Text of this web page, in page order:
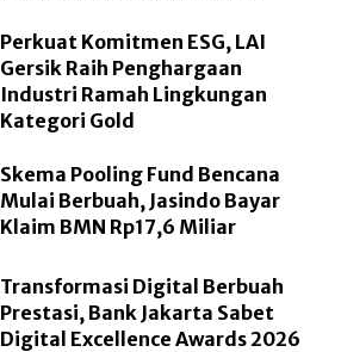
Perkuat Komitmen ESG, LAI
Gersik Raih Penghargaan
Industri Ramah Lingkungan
Kategori Gold
Skema Pooling Fund Bencana
Mulai Berbuah, Jasindo Bayar
Klaim BMN Rp17,6 Miliar
Transformasi Digital Berbuah
Prestasi, Bank Jakarta Sabet
Digital Excellence Awards 2026